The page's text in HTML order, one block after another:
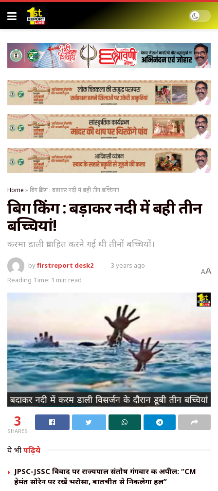
Home »बिग ब्रेकिंग : बड़ाकर नदी में बही तीन बच्चियां!
बिग ब्रेकिंग : बड़ाकर नदी में बही तीन
बच्चियां!
करमा डाली प्रवाहित करने गई थी तीनों बच्चियों।
byfirstreport desk2
3 years ago
Reading Time: 1 min read
AA
3
SHARES
ये भीपढ़िये
JPSC-JSSC विवाद पर राज्यपाल संतोष गंगवार की अपील: “CM
हेमंत सोरेन पर रखें भरोसा, बातचीत से निकलेगा हल”